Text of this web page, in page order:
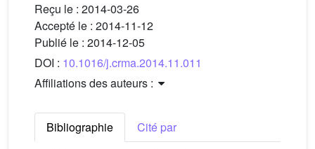
Reçu le : 2014-03-26
Accepté le : 2014-11-12
Publié le : 2014-12-05
DOI : 10.1016/j.crma.2014.11.011
Affiliations des auteurs :
Bibliographie
Cité par